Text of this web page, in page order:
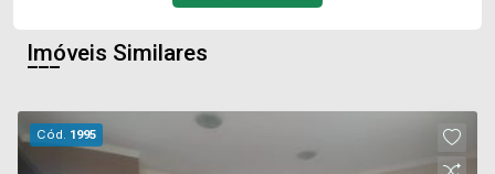
Imóveis Similares
Cód. 1995